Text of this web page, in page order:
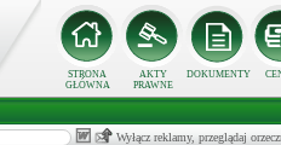
STRONA
GŁÓWNA
AKTY
PRAWNE
DOKUMENTY
Wyłącz reklamy, przeglądaj